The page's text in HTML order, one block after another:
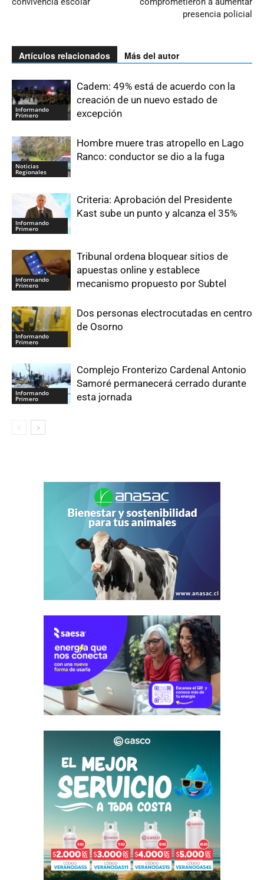
presencia policial
Artículos relacionados Más del autor
Informando
Primero
Cadem: 49% está de acuerdo con la
creación de un nuevo estado de
excepción
Noticias
Regionales
Hombre muere tras atropello en Lago
Ranco: conductor se dio a la fuga
Informando
Primero
Criteria: Aprobación del Presidente
Kast sube un punto y alcanza el 35%
Informando
Primero
Tribunal ordena bloquear sitios de
apuestas online y establece
mecanismo propuesto por Subtel
Informando
Primero
Dos personas electrocutadas en centro
de Osorno
Informando
Primero
Complejo Fronterizo Cardenal Antonio
Samoré permanecerá cerrado durante
esta jornada